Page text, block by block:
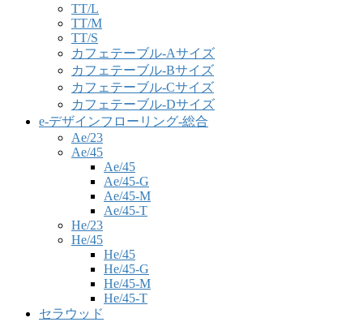
TT/L
TT/M
TT/S
カフェテーブル-Aサイズ
カフェテーブル-Bサイズ
カフェテーブル-Cサイズ
カフェテーブル-Dサイズ
e-デザインフローリング-総合
Ae/23
Ae/45
Ae/45
Ae/45-G
Ae/45-M
Ae/45-T
He/23
He/45
He/45
He/45-G
He/45-M
He/45-T
セラウッド